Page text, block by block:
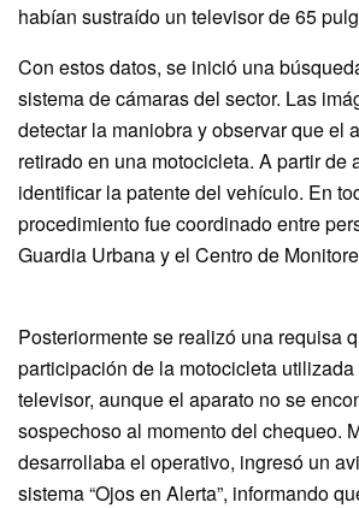
habían sustraído un televisor de 65
Con estos datos, se inició una
sistema de cámaras del sector. Las
detectar la maniobra y observar que el
retirado en una motocicleta. A partir de
identificar la patente del vehículo. En
procedimiento fue coordinado entre
Guardia Urbana y el Centro de
Posteriormente se realizó una requisa
participación de la motocicleta
televisor, aunque el aparato no se
sospechoso al momento del chequeo.
desarrollaba el operativo, ingresó un
sistema “Ojos en Alerta”, informando